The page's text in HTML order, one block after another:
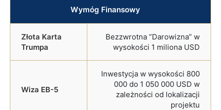
Wymóg Finansowy
Bezzwrotna “Darowizna” w
wysokości 1 miliona USD
Inwestycja w wysokości 800
000 do 1 050 000 USD w
zależności od lokalizacji
projektu